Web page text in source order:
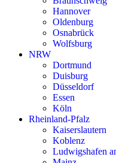
Hannover
Oldenburg
Osnabrück
Wolfsburg
NRW
Dortmund
Duisburg
Düsseldorf
Essen
Köln
Rheinland-Pfalz
Kaiserslautern
Koblenz
Ludwigshafen